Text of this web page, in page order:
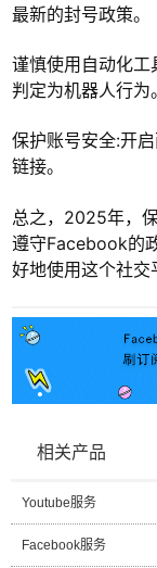
最新的封号政策。
谨慎使用自动化
判定为机器人行为。
保护账号安全:开
链接。
总之，2025年，
遵守Facebook的
好地使用这个社交
相关产品
Youtube服务
Facebook服务